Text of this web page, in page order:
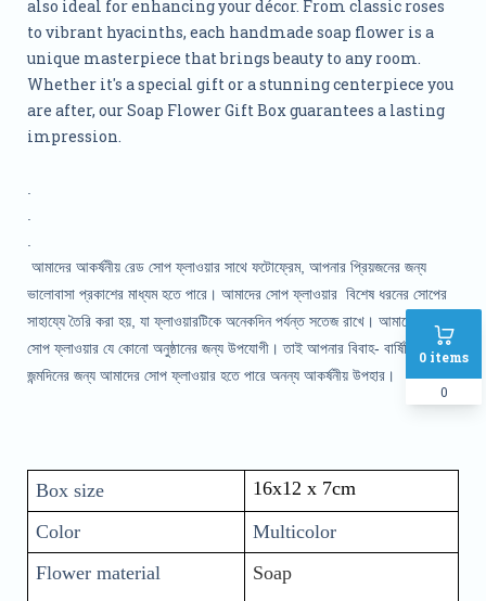
0 items
0
also ideal for enhancing your décor. From classic roses
to vibrant hyacinths, each handmade soap flower is a
unique masterpiece that brings beauty to any room.
Whether it's a special gift or a stunning centerpiece you
are after, our Soap Flower Gift Box guarantees a lasting
impression.
আমাদের আকর্ষনীয় রেড সোপ ফ্লাওয়ার সাথে ফটোফ্রেম, আপনার প্রিয়জনের জন্য
ভালোবাসা প্রকাশের মাধ্যম হতে পারে। আমাদের সোপ ফ্লাওয়ার বিশেষ ধরনের সোপের
সাহায্যে তৈরি করা হয়, যা ফ্লাওয়ারটিকে অনেকদিন পর্যন্ত সতেজ রাখে। আমাদের এই
সোপ ফ্লাওয়ার যে কোনো অনুষ্ঠানের জন্য উপযোগী। তাই আপনার বিবাহ- বার্ষিকি বা
জন্মদিনের জন্য আমাদের সোপ ফ্লাওয়ার হতে পারে অনন্য আকর্ষনীয় উপহার।
Box size
16x12 x 7cm
Color
Multicolor
Flower material
Soap